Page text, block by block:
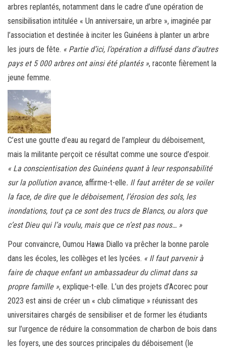
arbres replantés, notamment dans le cadre d’une opération de
sensibilisation intitulée « Un anniversaire, un arbre », imaginée par
l’association et destinée à inciter les Guinéens à planter un arbre
les jours de fête. « Partie d’ici, l’opération a diffusé dans d’autres
pays et 5 000 arbres ont ainsi été plantés », raconte fièrement la
jeune femme.
C’est une goutte d’eau au regard de l’ampleur du déboisement,
mais la militante perçoit ce résultat comme une source d’espoir.
« La conscientisation des Guinéens quant à leur responsabilité
sur la pollution avance, affirme-t-elle. Il faut arrêter de se voiler
la face, de dire que le déboisement, l’érosion des sols, les
inondations, tout ça ce sont des trucs de Blancs, ou alors que
c’est Dieu qui l’a voulu, mais que ce n’est pas nous… »
Pour convaincre, Oumou Hawa Diallo va prêcher la bonne parole
dans les écoles, les collèges et les lycées. « Il faut parvenir à
faire de chaque enfant un ambassadeur du climat dans sa
propre famille », explique-t-elle. L’un des projets d’Acorec pour
2023 est ainsi de créer un « club climatique » réunissant des
universitaires chargés de sensibiliser et de former les étudiants
sur l’urgence de réduire la consommation de charbon de bois dans
les foyers, une des sources principales du déboisement (le